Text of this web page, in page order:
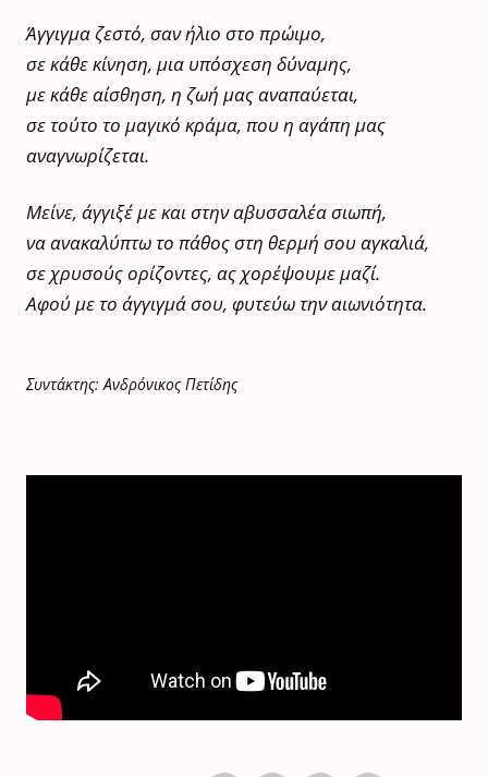
Άγγιγμα ζεστό, σαν ήλιο στο πρώιμο,
σε κάθε κίνηση, μια υπόσχεση δύναμης,
με κάθε αίσθηση, η ζωή μας αναπαύεται,
σε τούτο το μαγικό κράμα, που η αγάπη μας
αναγνωρίζεται.
Μείνε, άγγιξέ με και στην αβυσσαλέα σιωπή,
να ανακαλύπτω το πάθος στη θερμή σου αγκαλιά,
σε χρυσούς ορίζοντες, ας χορέψουμε μαζί.
Αφού με το άγγιγμά σου, φυτεύω την αιωνιότητα.
Συντάκτης: Ανδρόνικος Πετίδης